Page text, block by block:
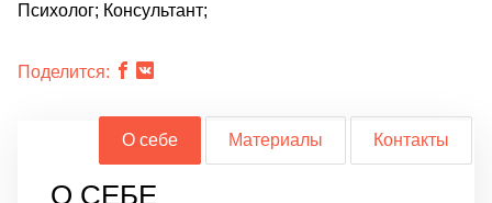
Психолог; Консультант;
Поделится:
О себе Материалы Контакты
О СЕБЕ